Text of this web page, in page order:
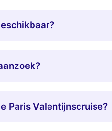
Paris Valentijnscruise?